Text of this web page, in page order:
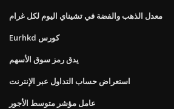
معدل الذهب والفضة في تشيناي اليوم لكل غرام
Eurhkd كورس
يدق رمز سوق الأسهم
استعراض حساب التداول عبر الإنترنت
عامل مؤشر متوسط ​​الأجور